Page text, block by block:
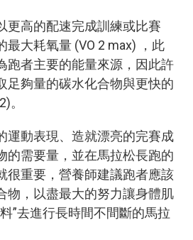
更高的配速完成訓練或比賽
最大耗氧量 (VO 2 max) ，此
跑者主要的能量來源，因此許
足夠量的碳水化合物與更快的
。
運動表現、造就漂亮的完賽成
的需要量，並在馬拉松長跑的
很重要，營養師建議跑者應該
物，以盡最大的努力讓身體肌
”去進行長時間不間斷的馬拉